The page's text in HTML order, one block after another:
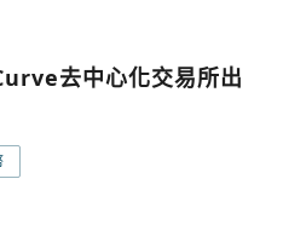
去中心化交易所出